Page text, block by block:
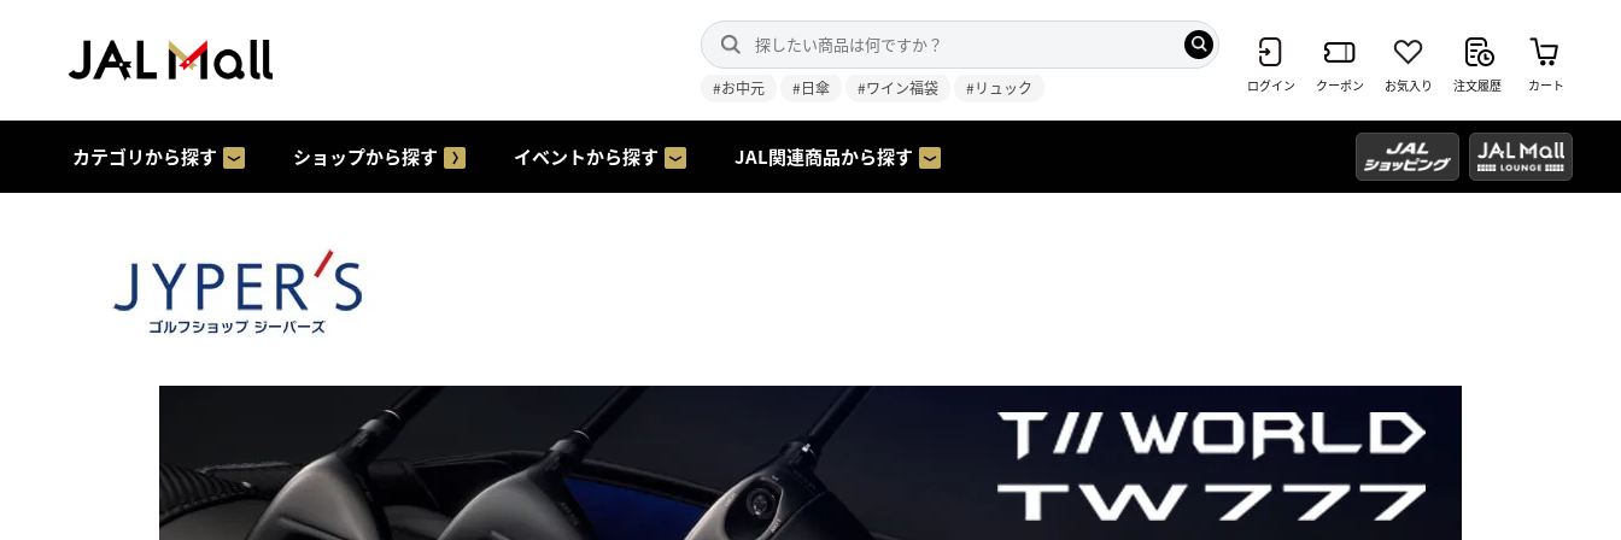
#お中元 #日傘 #ワイン福袋 #リュック ログイン クーポン お気入り 注文履歴 カート
カテゴリから探す ショップから探す イベントから探す JAL関連商品から探す